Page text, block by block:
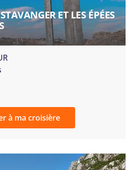
ET LES ÉPÉES
à ma croisière